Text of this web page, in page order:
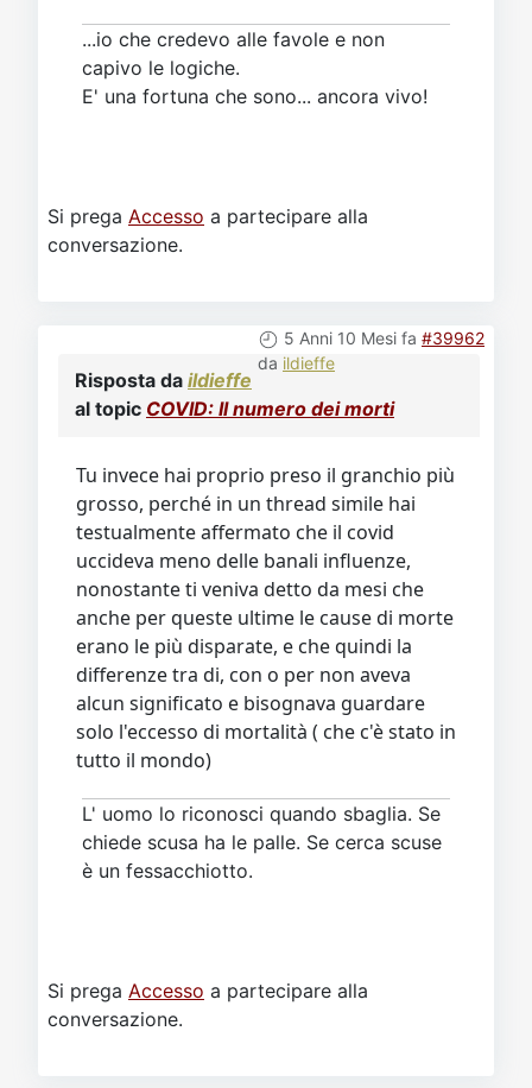
...io che credevo alle favole e non
capivo le logiche.
E' una fortuna che sono... ancora vivo!
Si prega Accesso a partecipare alla
conversazione.
5 Anni 10 Mesi fa #39962
da ildieffe
Risposta da ildieffe
al topic COVID: Il numero dei morti
Tu invece hai proprio preso il granchio più
grosso, perché in un thread simile hai
testualmente affermato che il covid
uccideva meno delle banali influenze,
nonostante ti veniva detto da mesi che
anche per queste ultime le cause di morte
erano le più disparate, e che quindi la
differenze tra di, con o per non aveva
alcun significato e bisognava guardare
solo l'eccesso di mortalità ( che c'è stato in
tutto il mondo)
L' uomo lo riconosci quando sbaglia. Se
chiede scusa ha le palle. Se cerca scuse
è un fessacchiotto.
Si prega Accesso a partecipare alla
conversazione.